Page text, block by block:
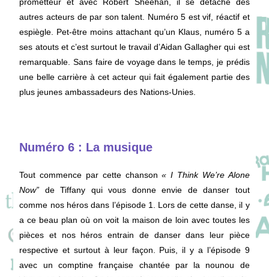
autres acteurs de par son talent. Numéro 5 est vif, réactif et
espiègle. Pet-être moins attachant qu’un Klaus, numéro 5 a
ses atouts et c’est surtout le travail d’Aidan Gallagher qui est
remarquable. Sans faire de voyage dans le temps, je prédis
une belle carrière à cet acteur qui fait également partie des
plus jeunes ambassadeurs des Nations-Unies.
Numéro 6 : La musique
Tout commence par cette chanson«I Think We’re Alone
Now” de Tiffany qui vous donne envie de danser tout
comme nos héros dans l’épisode 1. Lors de cette danse, il y
a ce beau plan où on voit la maison de loin avec toutes les
pièces et nos héros entrain de danser dans leur pièce
respective et surtout à leur façon. Puis, il y a l’épisode 9
avec un comptine française chantée par la nounou de